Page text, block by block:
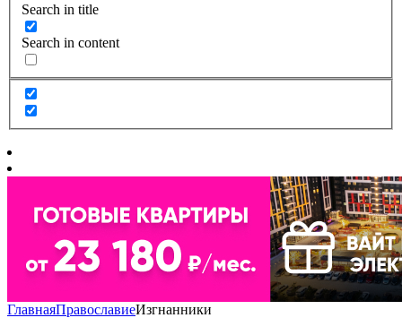
Search in title
Search in content
ГлавнаяПравославиеИзгнанники